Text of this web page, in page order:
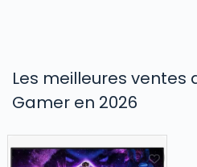
Les meilleures ventes
Gamer en 2026